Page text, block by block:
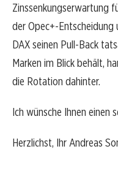
Zinssenkungserwartung
der Opec+-
DAX seinen Pull-Back
Marken im Blick behält,
die Rotation dahinter.
Ich wünsche Ihnen einen
Herzlichst, Ihr Andreas